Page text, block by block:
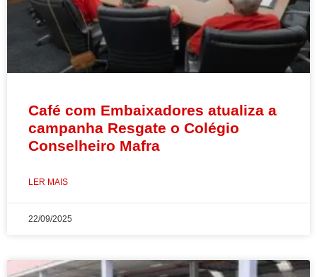
Café com Embaixadores atualiza a
campanha Resgate o Colégio
Conselheiro Mafra
LER MAIS
22/09/2025